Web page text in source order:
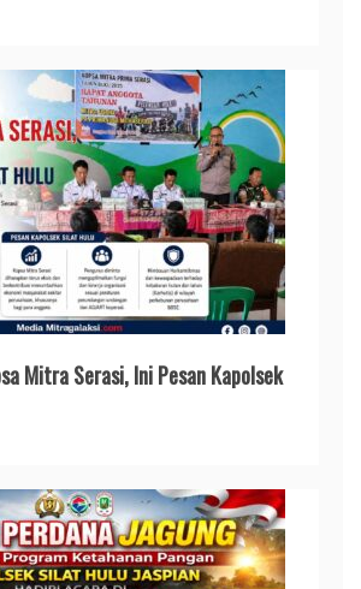
Mitra Serasi, Ini Pesan Kapolsek